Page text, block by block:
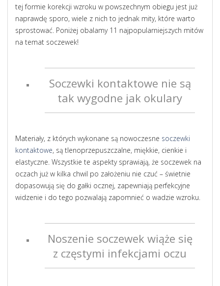
tej formie korekcji wzroku w powszechnym obiegu jest już
naprawdę sporo, wiele z nich to jednak mity, które warto
sprostować. Poniżej obalamy 11 najpopularniejszych mitów
na temat soczewek!
Soczewki kontaktowe nie są
tak wygodne jak okulary
Materiały, z których wykonane są nowoczesne soczewki
kontaktowe, są tlenoprzepuszczalne, miękkie, cienkie i
elastyczne. Wszystkie te aspekty sprawiają, że soczewek na
oczach już w kilka chwil po założeniu nie czuć – świetnie
dopasowują się do gałki ocznej, zapewniają perfekcyjne
widzenie i do tego pozwalają zapomnieć o wadzie wzroku.
Noszenie soczewek wiąże się
z częstymi infekcjami oczu